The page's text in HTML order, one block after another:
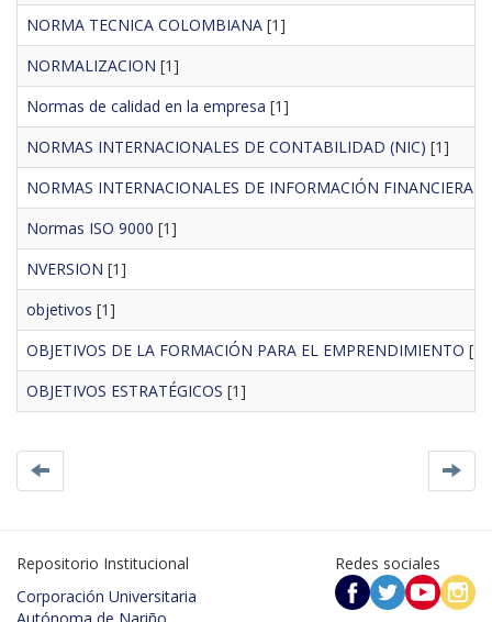
NORMA TECNICA COLOMBIANA [1]
NORMALIZACION [1]
Normas de calidad en la empresa [1]
NORMAS INTERNACIONALES DE CONTABILIDAD (NIC) [1]
NORMAS INTERNACIONALES DE INFORMACIÓN FINANCIERA
Normas ISO 9000 [1]
NVERSION [1]
objetivos [1]
OBJETIVOS DE LA FORMACIÓN PARA EL EMPRENDIMIENTO [1]
OBJETIVOS ESTRATÉGICOS [1]
Repositorio Institucional
Corporación Universitaria
Redes sociales